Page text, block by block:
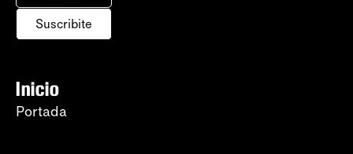
Suscribite
Inicio
Portada